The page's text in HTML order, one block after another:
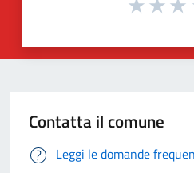
Contatta il comune
Leggi le domande